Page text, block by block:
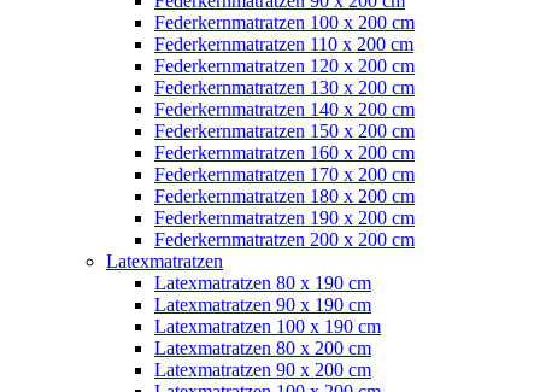
Federkernmatratzen 100 x 200 cm
Federkernmatratzen 110 x 200 cm
Federkernmatratzen 120 x 200 cm
Federkernmatratzen 130 x 200 cm
Federkernmatratzen 140 x 200 cm
Federkernmatratzen 150 x 200 cm
Federkernmatratzen 160 x 200 cm
Federkernmatratzen 170 x 200 cm
Federkernmatratzen 180 x 200 cm
Federkernmatratzen 190 x 200 cm
Federkernmatratzen 200 x 200 cm
Latexmatratzen
Latexmatratzen 80 x 190 cm
Latexmatratzen 90 x 190 cm
Latexmatratzen 100 x 190 cm
Latexmatratzen 80 x 200 cm
Latexmatratzen 90 x 200 cm